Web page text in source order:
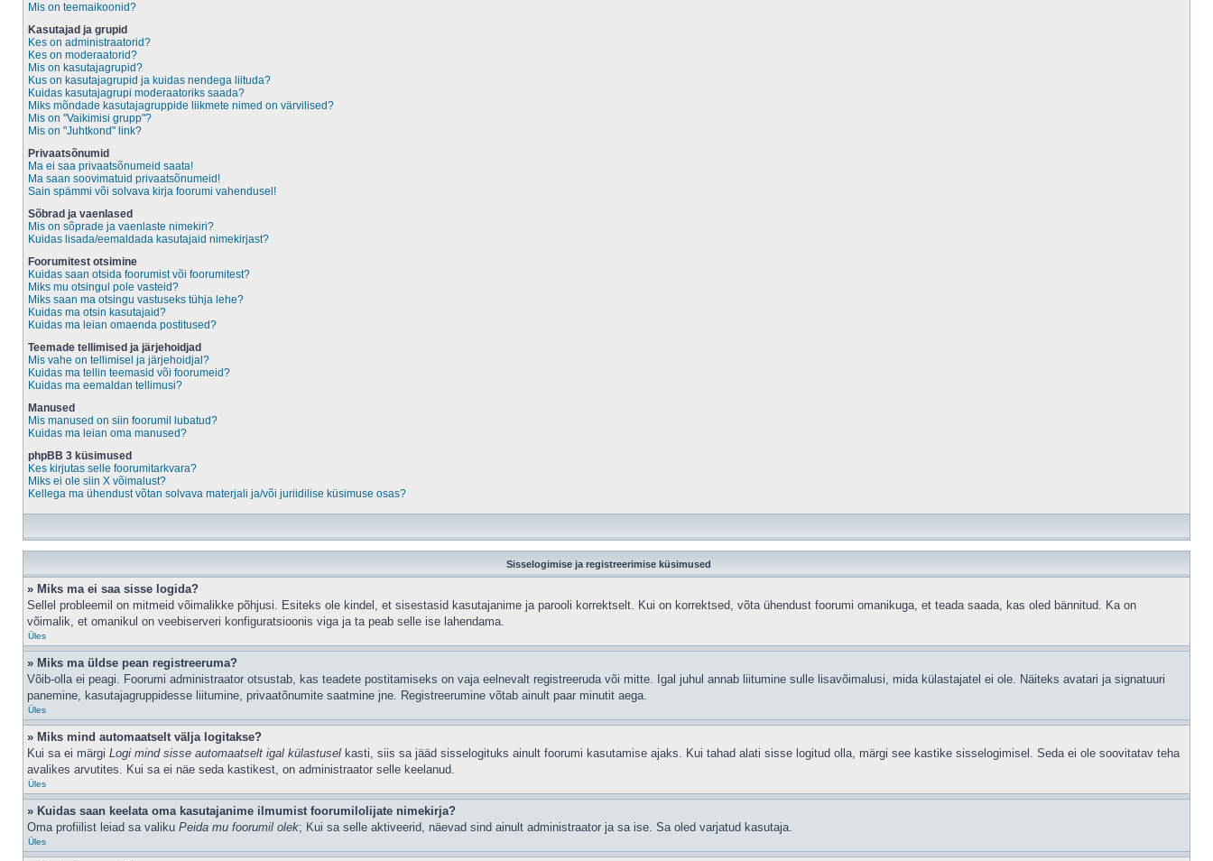
Mis on teemaikoonid?
Kasutajad ja grupid
Kes on administraatorid?
Kes on moderaatorid?
Mis on kasutajagrupid?
Kus on kasutajagrupid ja kuidas nendega liituda?
Kuidas kasutajagrupi moderaatoriks saada?
Miks mõndade kasutajagruppide liikmete nimed on värvilised?
Mis on "Vaikimisi grupp"?
Mis on "Juhtkond" link?
Privaatsõnumid
Ma ei saa privaatsõnumeid saata!
Ma saan soovimatuid privaatsõnumeid!
Sain spämmi või solvava kirja foorumi vahendusel!
Sõbrad ja vaenlased
Mis on sõprade ja vaenlaste nimekiri?
Kuidas lisada/eemaldada kasutajaid nimekirjast?
Foorumitest otsimine
Kuidas saan otsida foorumist või foorumitest?
Miks mu otsingul pole vasteid?
Miks saan ma otsingu vastuseks tühja lehe?
Kuidas ma otsin kasutajaid?
Kuidas ma leian omaenda postitused?
Teemade tellimised ja järjehoidjad
Mis vahe on tellimisel ja järjehoidjal?
Kuidas ma tellin teemasid või foorumeid?
Kuidas ma eemaldan tellimusi?
Manused
Mis manused on siin foorumil lubatud?
Kuidas ma leian oma manused?
phpBB 3 küsimused
Kes kirjutas selle foorumitarkvara?
Miks ei ole siin X võimalust?
Kellega ma ühendust võtan solvava materjali ja/või juriidilise küsimuse osas?
Sisselogimise ja registreerimise küsimused
» Miks ma ei saa sisse logida?
Sellel probleemil on mitmeid võimalikke põhjusi. Esiteks ole kindel, et sisestasid kasutajanime ja parooli korrektselt. Kui on korrektsed, võta ühendust foorumi omanikuga, et teada saada, kas oled bännitud. Ka on
võimalik, et omanikul on veebiserveri konfiguratsioonis viga ja ta peab selle ise lahendama.
Üles
» Miks ma üldse pean registreeruma?
Võib-olla ei peagi. Foorumi administraator otsustab, kas teadete postitamiseks on vaja eelnevalt registreeruda või mitte. Igal juhul annab liitumine sulle lisavõimalusi, mida külastajatel ei ole. Näiteks avatari ja signatuuri
panemine, kasutajagruppidesse liitumine, privaatõnumite saatmine jne. Registreerumine võtab ainult paar minutit aega.
Üles
» Miks mind automaatselt välja logitakse?
Kui sa ei märgi Logi mind sisse automaatselt igal külastusel kasti, siis sa jääd sisselogituks ainult foorumi kasutamise ajaks. Kui tahad alati sisse logitud olla, märgi see kastike sisselogimisel. Seda ei ole soovitatav teha
avalikes arvutites. Kui sa ei näe seda kastikest, on administraator selle keelanud.
Üles
» Kuidas saan keelata oma kasutajanime ilmumist foorumilolijate nimekirja?
Oma profiilist leiad sa valiku Peida mu foorumil olek; Kui sa selle aktiveerid, näevad sind ainult administraator ja sa ise. Sa oled varjatud kasutaja.
Üles